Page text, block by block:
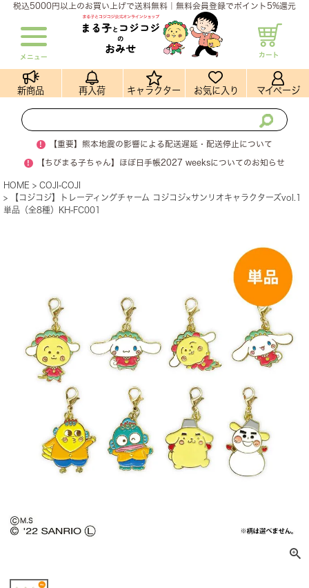
税込5000円以上のお買い上げで送料無料｜無料会員登録でポイント5%還元
メニュー カート
新商品 再入荷 キャラクター お気に入り マイページ
! 【重要】熊本地震の影響による配送遅延・配送停止について
! 【ちびまる子ちゃん】ほぼ日手帳2027 weeksについてのお知らせ
HOME
COJI-COJI
【コジコジ】トレーディングチャーム コジコジ×サンリオキャラクターズvol.1
単品（全8種）KH-FC001